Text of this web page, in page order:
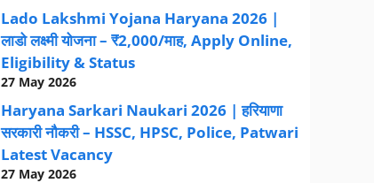
Lado Lakshmi Yojana Haryana 2026 |
लाडो लक्ष्मी योजना – ₹2,000/माह, Apply Online,
Eligibility & Status
27 May 2026
Haryana Sarkari Naukari 2026 | हरियाणा
सरकारी नौकरी – HSSC, HPSC, Police, Patwari
Latest Vacancy
27 May 2026